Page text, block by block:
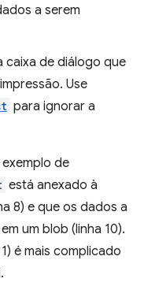
a serem
caixa de diálogo que
Use
para ignorar a
de
está anexado à
8) e que os dados a
um blob (linha 10).
é mais complicado